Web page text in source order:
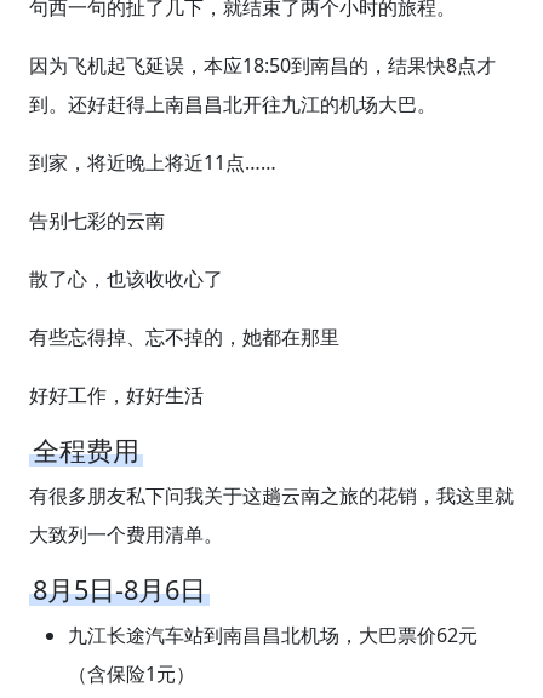
句西一句的扯了几下，就结束了两个小时的旅程。
因为飞机起飞延误，本应18:50到南昌的，结果快8点才
到。还好赶得上南昌昌北开往九江的机场大巴。
到家，将近晚上将近11点……
告别七彩的云南
散了心，也该收收心了
有些忘得掉、忘不掉的，她都在那里
好好工作，好好生活
全程费用
有很多朋友私下问我关于这趟云南之旅的花销，我这里就
大致列一个费用清单。
8月5日-8月6日
九江长途汽车站到南昌昌北机场，大巴票价62元
（含保险1元）